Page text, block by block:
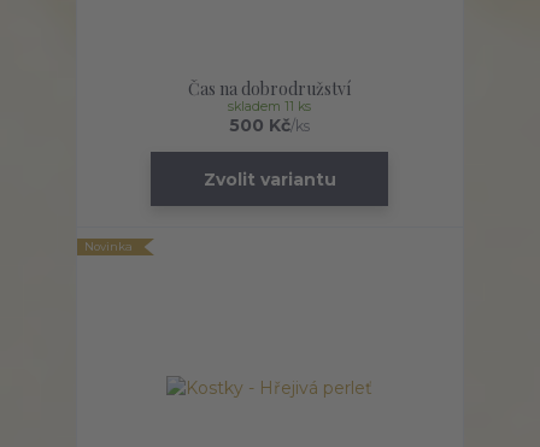
Čas na dobrodružství
500 Kč/ks
skladem 11 ks
Zvolit variantu
Novinka